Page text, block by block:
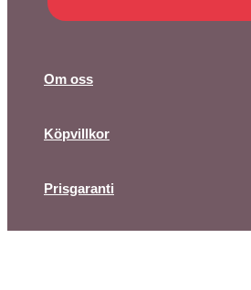
Om oss
Köpvillkor
Prisgaranti